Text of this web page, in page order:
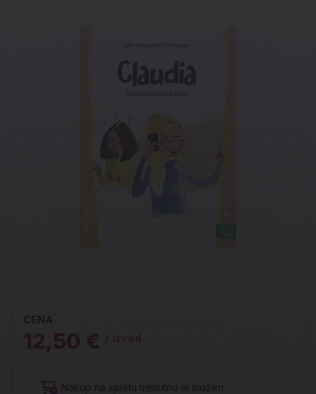
CENA
12,50 €
Nakup na spletu trenutno ni možen.